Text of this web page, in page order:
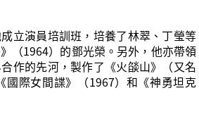
立演員培訓班，培養了林翠、丁瑩等
（1964）的鄧光榮。另外，他亦帶領
作的先河，製作了《火燄山》（又名
國際女間諜》（1967）和《神勇坦克